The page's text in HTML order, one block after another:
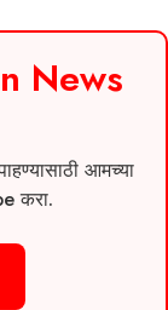
News
आमच्या
करा.